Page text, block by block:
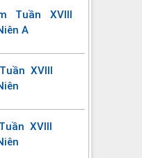
Tuần XVIII
A
XVIII
XVIII